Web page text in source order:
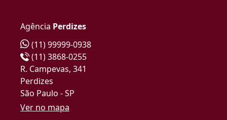
Agência Perdizes
(11) 99999-0938
(11) 3868-0255
R. Campevas, 341
Perdizes
São Paulo - SP
Ver no mapa